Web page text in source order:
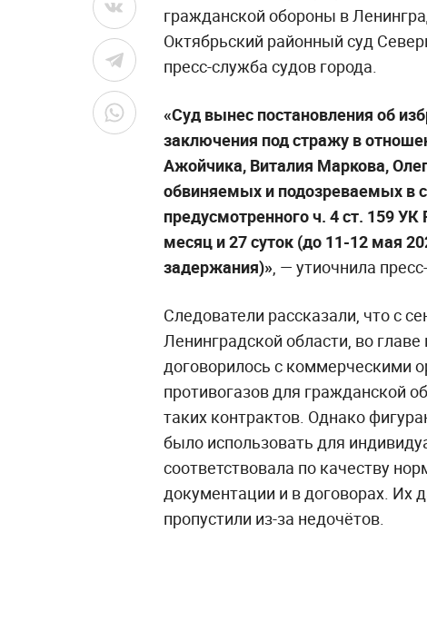
гражданской обороны в
Октябрьский районный суд
пресс-служба судов города.
«Суд вынес постановления об
заключения под стражу в
Ажойчика, Виталия Маркова,
обвиняемых и подозреваемых в
предусмотренного ч. 4 ст. 159
месяц и 27 суток (до 11-12 мая
задержания)», — утиочнила
Следователи рассказали, что с
Ленинградской области, во
договорилось с коммерческими
противогазов для гражданской
таких контрактов. Однако
было использовать для
соответствовала по качеству
документации и в договорах.
пропустили из-за недочётов.